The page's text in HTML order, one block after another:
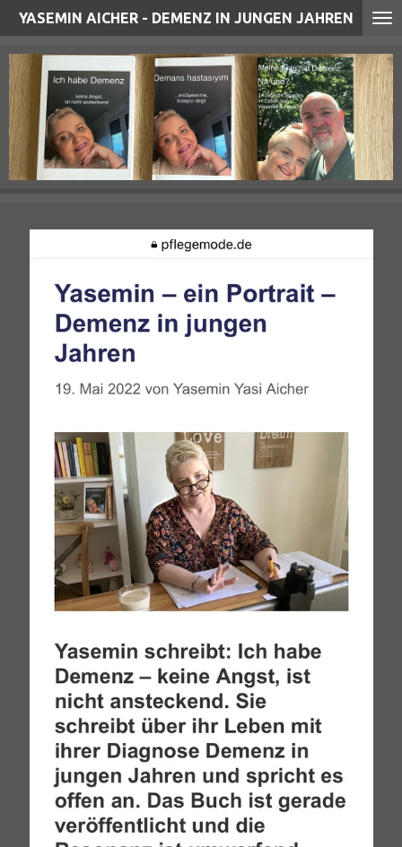
Zum
springen
YASEMIN AICHER - DEMENZ IN JUNGEN JAHREN